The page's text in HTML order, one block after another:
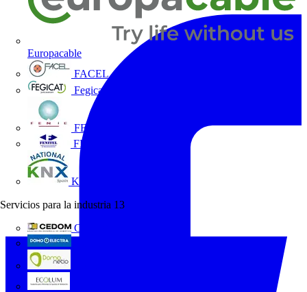
Europacable
FACEL
Fegicat
FENIE
FENITEL
KNX España
Servicios para la industria 13
CEDOM